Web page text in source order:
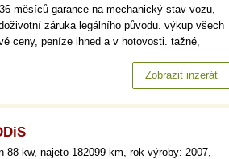
měsíců garance na mechanický stav vozu,
záruka legálního původu. výkup všech
ceny, peníze ihned a v hotovosti. tažné,
mechanický stav vozu, kontrola…Zobrazit inzerát
88 kw, najeto 182099 km, rok výroby: 2007,